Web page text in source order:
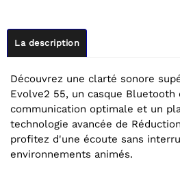
La description
Découvrez une clarté sonore
Evolve2 55, un casque Bluetooth
communication optimale et un
technologie avancée de
profitez d'une écoute sans
environnements animés.